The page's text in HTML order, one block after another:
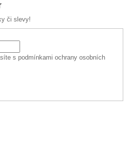
či slevy!
s podmínkami ochrany osobních